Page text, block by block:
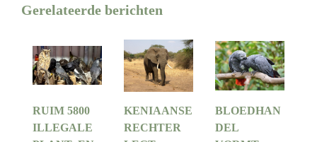
Gerelateerde berichten
RUIM 5800
ILLEGALE
KENIAANSE
RECHTER
BLOEDHAN
DEL